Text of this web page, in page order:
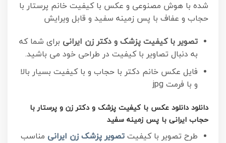
شده با هوش مصنوعی و عکس با کیفیت خانم پرستار با
حجاب و عفاف با پس زمینه سفید و قابل ویرایش
تصویر با کیفیت پزشک و دکتر زن ایرانی برای شما که
به دنبال تصاویر با کیفیت در طراحی خود می باشید.
فایل عکس خانم دکتر با حجاب و با کیفیت بسیار بالا
و با فرمت jpg
دانلود دانلود عکس با کیفیت پزشک و دکتر زن و پرستار با
حجاب ایرانی با پس زمینه سفید
طرح تصویر با کیفیت تصویر پزشک زن ایرانی مناسب